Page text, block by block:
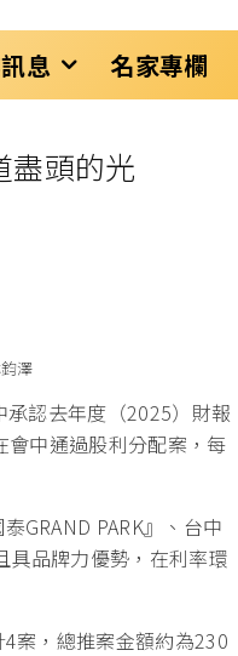
息 名家專欄
頭的光
澤
認去年度（2025）財報
中通過股利分配案，每
GRAND PARK』、台中
具品牌力優勢，在利率環
案，總推案金額約為230